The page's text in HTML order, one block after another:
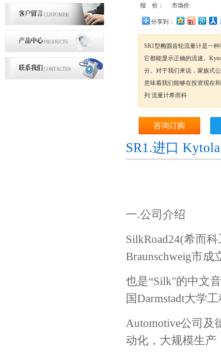
报 价： 市场价:
分享到：
SR1型椭圆齿轮流量计是一
它都能显示正确的流速。
分。对于我们来说，家族式
意味着我们能够在投资现在
列 流量计希而科
咨询订购
SR1.进口
一.公司介绍
SilkRoad24(希而
Braunschweig市成
也是“Silk"的中文
国Darmstadt大学
Automotive公司及
动化，大规模生产